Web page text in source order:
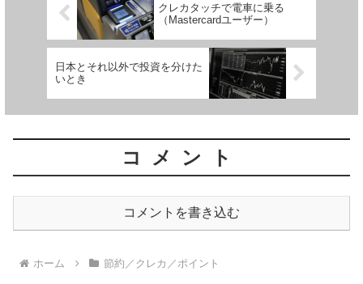
クレカタッチで電車に乗る
（Mastercardユーザー）
日本とそれ以外で投資を分けた
いとき
コメント
コメントを書き込む
ホーム 節約／クレカ／ポイント